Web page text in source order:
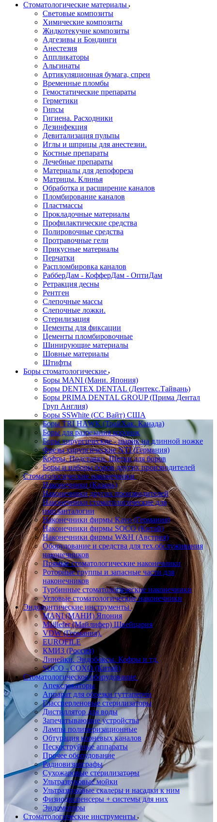
Стоматологические материалы
Световые композиты
Химические композиты
Жидкотекучие композиты
Адгезивы и Бондинги
Анестезия
Аппликаторы
Альгинаты
Артикуляционная бумага, спреи
Временные пломбы
Гемостатические препараты
Герметики
Гипсы
Гигиена. Расходники
Дезинфекция
Девитализация пульпы
Иглы и шприцы для анестезии.
Костные препараты
Лечебные препараты
Материалы для депофореза
Матрицы. Клинья
Обработка и расширение каналов
Пломбирование каналов
Пластмассы
Прокладочные материалы
Профилактические средства
Полировочные средства
Протравочные гели
Прикусные материалы
Перчатки
Распломбировка каналов
РабберДам - КофферДам - ОптиДам
Ретракция десны
Рентген
Слепочные массы
Слепочные ложки.
Стерилизация
Цементы для фиксации
Цементы пломбировочные
Шинирующие материалы
Шовные материалы
Штифты
Боры стоматологические
Боры MANI (Мани. Япония)
Боры DENTEX DENTAL (Дентекс.Тайвань)
Боры PRIMA DENTAL GROUP (Прима Дентал
Груп Англия)
Боры SSWhite (СС Вайт) США
Боры TRI HAWK (ТрайХак. Канада)
Боры для разрезания коронок
Боры хирургические - шарик на длинной ножке
Фрезы хирургические NTI (Германия)
Кофры. Подставки. Щетки для боров
Боры и наборы боров других производителей
Стоматологические наконечники
Наконечники (Казань)
Наконечники других производителей
Наконечники стоматологические для
импланталогии
Наконечники фирмы Kavo (Германия)
Наконечники фирмы SOCO (Китай)
Наконечники фирмы W&H (Австрия)
Оборудование и средства для тех.обслуживания
наконечников
Прямые стоматологические наконечники
Роторные группы и запасные части для
наконечников
Турбинные стоматологические наконечники
Угловые стоматологические наконечники
Эндодонтические инструменты
MANI (МАНИ) Япония
Maillefer (Майлифер) Швейцария
VDW (Германия).
EUROFILE
КМИЗ (Россия)
Линейки. Эндобоксы. Кофры и тд.
SOCO - COXO (Китай)
Стоматологическое оборудование
Апекслокаторы
Аппарат для обрезки гуттаперчи
Глассперленовые стерилизаторы
Дистиллятор для воды
Запечатывающие устройства
Лампы полимеризационные
Обтурация корневых каналов
Пескоструйные аппараты
Прочее оборудование
Радиовизиографы
Сухожаровые стерилизаторы
Ультразвуковые мойки
Ультразвуковые скалеры и насадки к ним
Физиодиспенсеры + системы для них
Эндомоторы
Стоматологические инструменты